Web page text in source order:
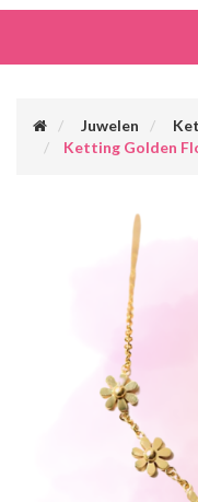
Juwelen
Ketting Golden